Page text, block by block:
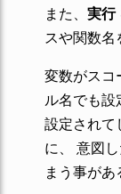
また、 実行
スや関数名
変数がスコ
ル名でも
設定されて
に、 意図
まう事があ